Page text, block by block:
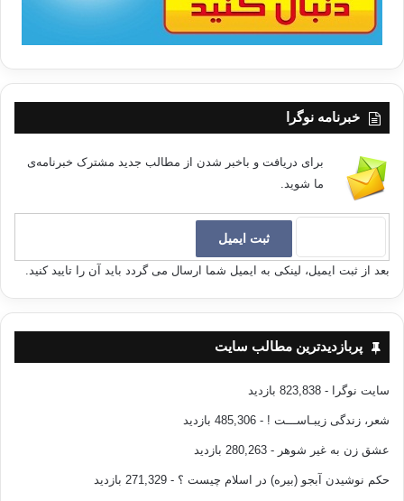
خبرنامه نوگرا
برای دریافت و باخبر شدن از مطالب جدید مشترک خبرنامه‌ی
ما شوید.
بعد از ثبت ایمیل، لینکی به ایمیل شما ارسال می گردد باید آن را تایید کنید.
پربازدیدترین مطالب سایت
سایت نوگرا - 823,838 بازدید
شعر، زندگی زیبـاســـت ! - 485,306 بازدید
عشق زن به غیر شوهر - 280,263 بازدید
حکم نوشیدن آبجو (بیره) در اسلام چیست ؟ - 271,329 بازدید